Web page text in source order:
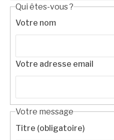
Qui êtes-vous ?
Votre nom
Votre adresse email
Votre message
Titre (obligatoire)